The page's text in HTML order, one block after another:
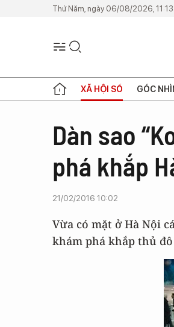
Thứ Năm, ngày 06/08/2026,
XÃ HỘI SỐ GÓC
Dàn sao
phá khắp
21/02/2016 10:02
Vừa có mặt ở Hà Nội
khám phá khắp thủ